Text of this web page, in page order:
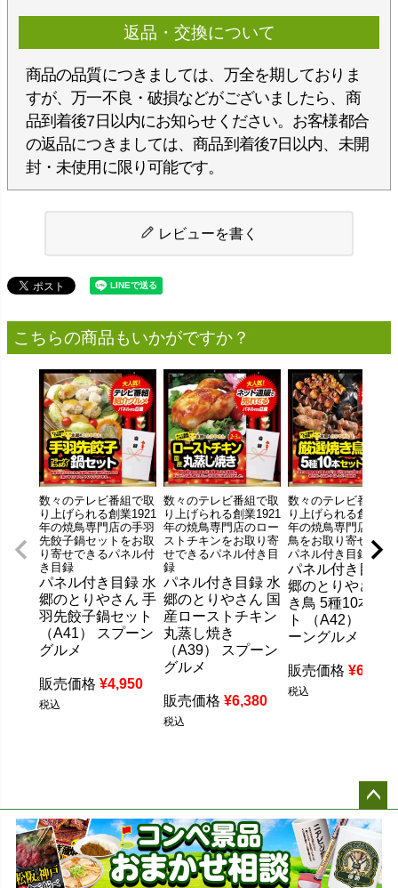
返品・交換について
商品の品質につきましては、万全を期しておりま
すが、万一不良・破損などがございましたら、商
品到着後7日以内にお知らせください。お客様都合
の返品につきましては、商品到着後7日以内、未開
封・未使用に限り可能です。
レビューを書く
こちらの商品もいかがですか？
数々のテレビ番組で取
り上げられる創業1921
年の焼鳥専門店の手羽
先餃子鍋セットをお取
り寄せできるパネル付
き目録
パネル付き目録 水
郷のとりやさん 手
羽先餃子鍋セット
（A41） スプーン
グルメ
販売価格 ¥4,950
税込
数々のテレビ番組で取
り上げられる創業1921
年の焼鳥専門店のロー
ストチキンをお取り寄
せできるパネル付き目
録
パネル付き目録 水
郷のとりやさん 国
産ローストチキン
丸蒸し焼き
（A39） スプーン
グルメ
販売価格 ¥6,380
税込
数々のテレビ番組で
り上げられる創業
年の焼鳥専門店の焼
鳥をお取り寄せでき
パネル付き目録
パネル付き目録
郷のとりやさん
き鳥 5種10本セ
ト （A42） スプ
ーングルメ
販売価格 ¥6,600
税込
ペー
ジト
ップ